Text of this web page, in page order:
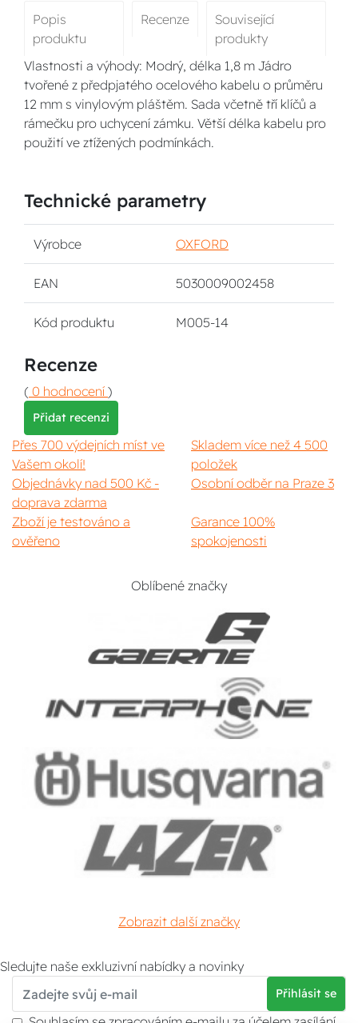
Popis
produktu
Recenze
Související
produkty
Vlastnosti a výhody: Modrý, délka 1,8 m Jádro
tvořené z předpjatého ocelového kabelu o průměru
12 mm s vinylovým pláštěm. Sada včetně tří klíčů a
rámečku pro uchycení zámku. Větší délka kabelu pro
použití ve ztížených podmínkách.
Technické parametry
Výrobce OXFORD
EAN 5030009002458
Kód produktu M005-14
Recenze
( 0 hodnocení )
Přidat recenzi
Přes 700 výdejních míst ve
Vašem okolí!
Skladem více než 4 500
položek
Objednávky nad 500 Kč -
doprava zdarma
Osobní odběr na Praze 3
Zboží je testováno a
ověřeno
Garance 100%
spokojenosti
Oblíbené značky
Zobrazit další značky
Sledujte naše exkluzivní nabídky a novinky
Přihlásit se